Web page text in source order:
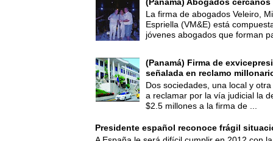
(Panamá) Abogados
La firma de abogados Veleiro,
Espriella (VM&E) está
jóvenes abogados que forman
(Panamá) Firma de
señalada en reclamo
Dos sociedades, una local y
a reclamar por la vía judicial la
$2.5 millones a la firma de ...
Presidente español reconoce frágil